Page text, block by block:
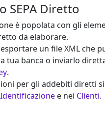
SEPA Diretto
è popolata con gli
da elaborare.
un file XML che
tua banca o inviarlo
.
per gli addebiti diretti
e nei Clienti.